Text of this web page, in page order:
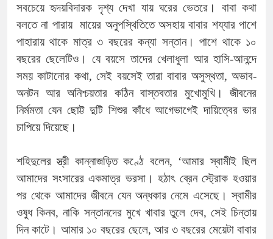
সবচেয়ে হৃদয়বিদারক দৃশ্য দেখা যায় ঘরের ভেতরে। বাবা কথা
বলতে না পারায় মায়ের অনুপস্থিতিতে অসহায় বাবার শয্যার পাশে
পাহারায় থাকে মাত্র ৩ বছরের কন্যা সন্তান। পাশে থাকে ১০
বছরের ছেলেটিও। যে বয়সে তাদের খেলাধুলা আর হাসি-আনন্দে
সময় কাটানোর কথা, সেই বয়সেই তারা বাবার অসুস্থতা, অভাব-
অনটন আর অনিশ্চয়তার কঠিন বাস্তবতার মুখোমুখি। জীবনের
নির্মমতা যেন ছোট্ট দুটি শিশুর কাঁধে আগেভাগেই দায়িত্বের ভার
চাপিয়ে দিয়েছে।
শহিদুলের স্ত্রী কান্নাজড়িত কণ্ঠে বলেন, ‘আমার স্বামীই ছিল
আমাদের সংসারের একমাত্র ভরসা। হঠাৎ ব্রেন স্ট্রোক হওয়ার
পর থেকে আমাদের জীবনে যেন অন্ধকার নেমে এসেছে। স্বামীর
ওষুধ কিনব, নাকি সন্তানদের মুখে খাবার তুলে দেব, সেই চিন্তায়
দিন কাটে। আমার ১০ বছরের ছেলে, আর ৩ বছরের মেয়েটা বাবার